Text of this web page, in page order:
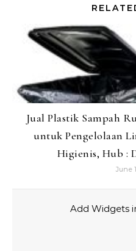
Jual Plastik Sampah
untuk Pengelolaan
Higienis, Hub :
June
Add Widgets